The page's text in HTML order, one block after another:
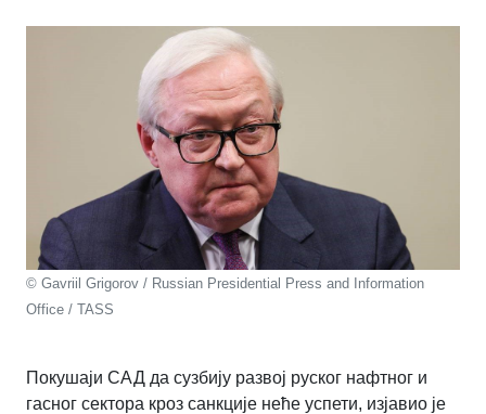
© Gavriil Grigorov / Russian Presidential Press and Information
Office / TASS
Покушаји САД да сузбију развој руског нафтног и
гасног сектора кроз санкције неће успети, изјавио је